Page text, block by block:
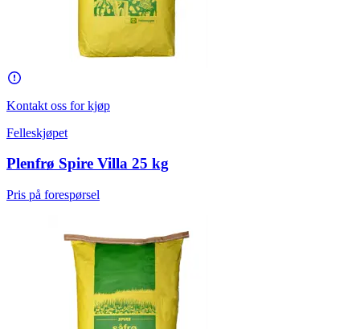
Kontakt oss for kjøp
Felleskjøpet
Plenfrø Spire Villa 25 kg
Pris på forespørsel